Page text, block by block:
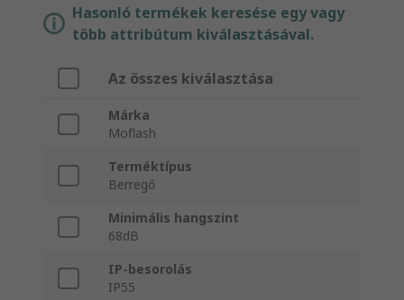
Hasonló termékek keresése egy vagy
több attribútum kiválasztásával.
Az összes kiválasztása
Márka
Moflash
Terméktípus
Berregő
Minimális hangszint
68dB
IP-besorolás
IP55